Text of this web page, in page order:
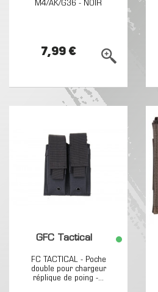
M4/AK/G36 - NOIR
7,99 €
GFC Tactical
FC TACTICAL - Poche
double pour chargeur
réplique de poing -...